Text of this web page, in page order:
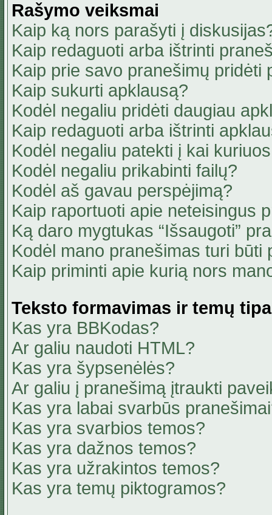
Rašymo veiksmai
Kaip ką nors parašyti į
Kaip redaguoti arba ištrinti
Kaip prie savo pranešimų pridėti
Kaip sukurti apklausą?
Kodėl negaliu pridėti daugiau
Kaip redaguoti arba ištrinti
Kodėl negaliu patekti į kai
Kodėl negaliu prikabinti failų?
Kodėl aš gavau perspėjimą?
Kaip raportuoti apie neteisingus
Ką daro mygtukas “Išsaugoti”
Kodėl mano pranešimas turi būti
Kaip priminti apie kurią nors
Teksto formavimas ir temų
Kas yra BBKodas?
Ar galiu naudoti HTML?
Kas yra šypsenėlės?
Ar galiu į pranešimą įtraukti
Kas yra labai svarbūs
Kas yra svarbios temos?
Kas yra dažnos temos?
Kas yra užrakintos temos?
Kas yra temų piktogramos?